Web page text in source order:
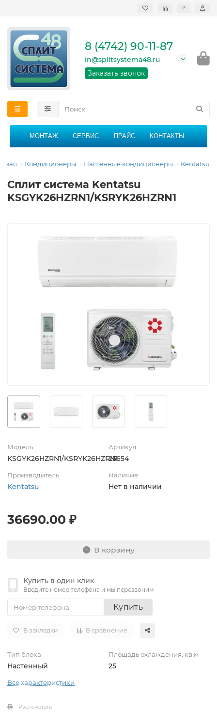
₽
кондиционеров в
области
График работы: 9:00 -
21:00 без перерыва и
8 (4742) 90-11-87
in@splitsystema48.ru
Заказать звонок
МОНТАЖ СЕРВИС ПРАЙС КОНТАКТЫ
Кондиционеры Настенные кондиционеры Kentatsu
Сплит система Kentatsu
KSGYK26HZRN1/KSRYK26HZRN1
Модель
KSGYK26HZRN1/KSRYK26HZRN1
Артикул
25654
Производитель
Kentatsu
Наличие
Нет в наличии
36690.00 ₽
В корзину
Купить в один клик
Введите номер телефона и мы перезвоним
Купить
В закладки В сравнение
Тип блока
Настенный
Площадь охлаждения, кв.м
25
Все характеристики
Распечатать